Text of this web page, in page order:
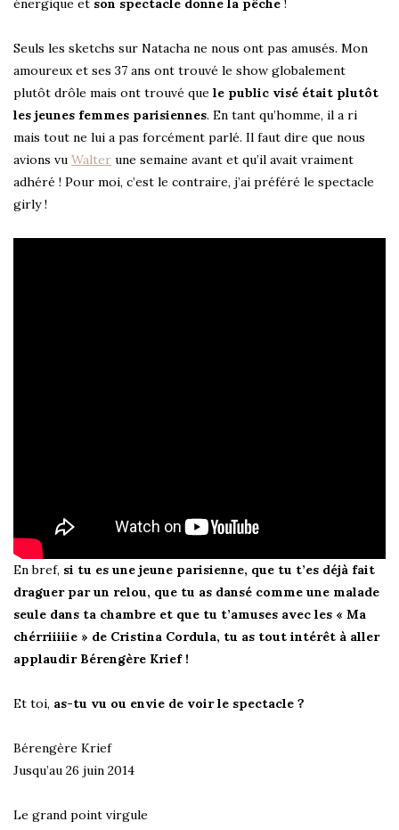
énergique et son spectacle donne la pêche !
Seuls les sketchs sur Natacha ne nous ont pas amusés. Mon
amoureux et ses 37 ans ont trouvé le show globalement
plutôt drôle mais ont trouvé que le public visé était plutôt
les jeunes femmes parisiennes. En tant qu’homme, il a ri
mais tout ne lui a pas forcément parlé. Il faut dire que nous
avions vu Walter une semaine avant et qu’il avait vraiment
adhéré ! Pour moi, c’est le contraire, j’ai préféré le spectacle
girly !
En bref, si tu es une jeune parisienne, que tu t’es déjà fait
draguer par un relou, que tu as dansé comme une malade
seule dans ta chambre et que tu t’amuses avec les « Ma
chérriiiiie » de Cristina Cordula, tu as tout intérêt à aller
applaudir Bérengère Krief !
Et toi, as-tu vu ou envie de voir le spectacle ?
Bérengère Krief
Jusqu’au 26 juin 2014
Le grand point virgule